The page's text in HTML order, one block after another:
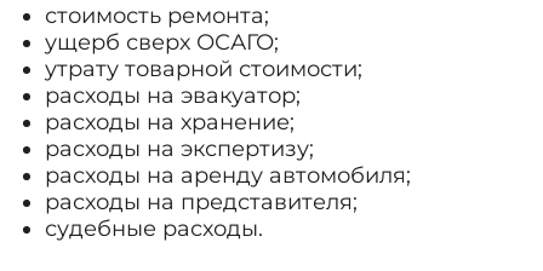
стоимость ремонта;
ущерб сверх ОСАГО;
утрату товарной стоимости;
расходы на эвакуатор;
расходы на хранение;
расходы на экспертизу;
расходы на аренду автомобиля;
расходы на представителя;
судебные расходы.